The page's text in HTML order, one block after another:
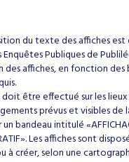
du texte des affiches
Publiques de
des affiches, en fonction
doit être effectué sur les
prévus et visibles
bandeau intitulé
Les affiches sont
à créer, selon une